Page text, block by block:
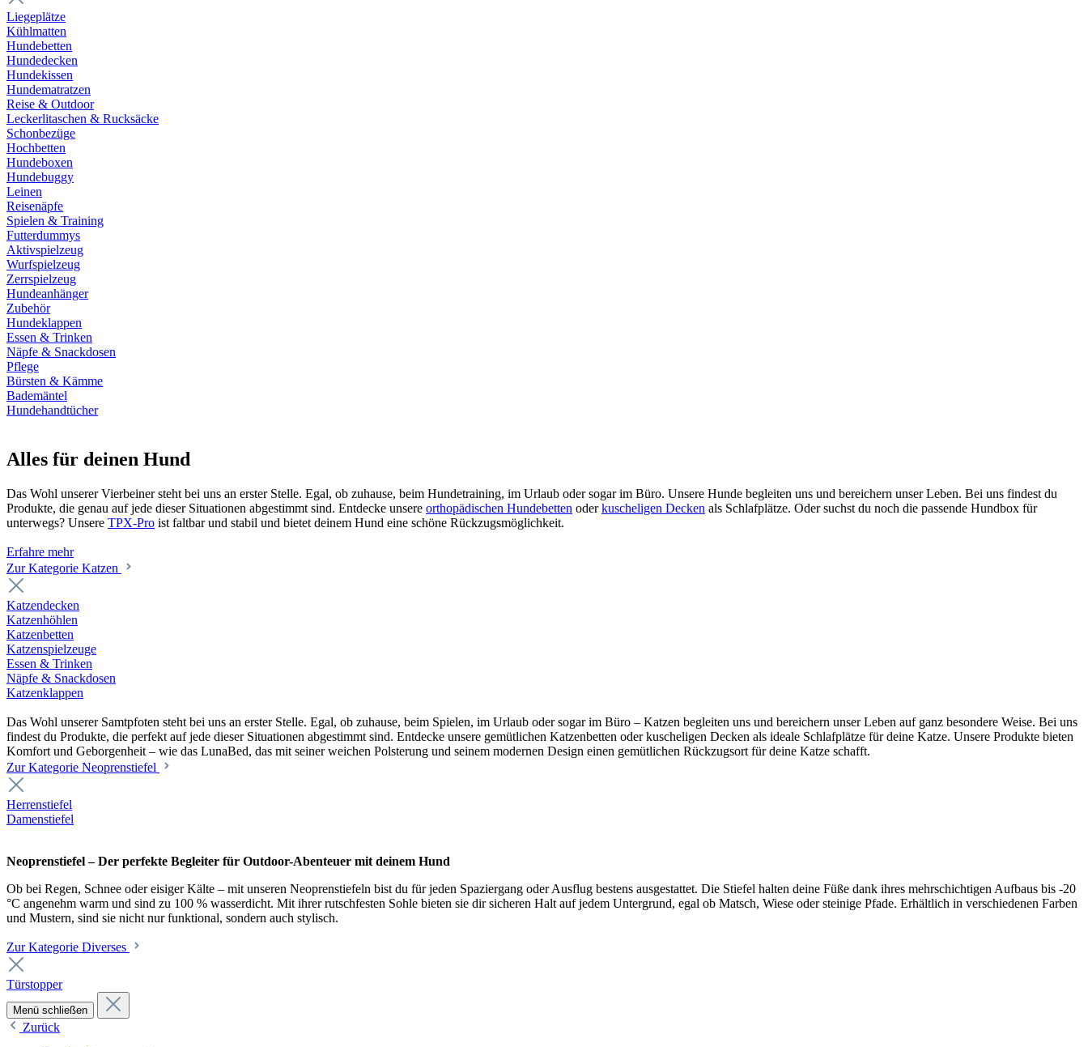
Liegeplätze
Kühlmatten
Hundebetten
Hundedecken
Hundekissen
Hundematratzen
Reise & Outdoor
Leckerlitaschen & Rucksäcke
Schonbezüge
Hochbetten
Hundeboxen
Hundebuggy
Leinen
Reisenäpfe
Spielen & Training
Futterdummys
Aktivspielzeug
Wurfspielzeug
Zerrspielzeug
Hundeanhänger
Zubehör
Hundeklappen
Essen & Trinken
Näpfe & Snackdosen
Pflege
Bürsten & Kämme
Bademäntel
Hundehandtücher
Alles für deinen Hund
Das Wohl unserer Vierbeiner steht bei uns an erster Stelle. Egal, ob zuhause, beim Hundetraining, im Urlaub oder sogar im Büro. Unsere Hunde begleiten uns und bereichern unser Leben. Bei uns findest du
Produkte, die genau auf jede dieser Situationen abgestimmt sind. Entdecke unsere orthopädischen Hundebetten oderkuscheligen Decken als Schlafplätze. Oder suchst du noch die passende Hundbox für
unterwegs? Unsere TPX-Pro ist faltbar und stabil und bietet deinem Hund eine schöne Rückzugsmöglichkeit.
Erfahre mehr
Zur Kategorie Katzen
Katzendecken
Katzenhöhlen
Katzenbetten
Katzenspielzeuge
Essen & Trinken
Näpfe & Snackdosen
Katzenklappen
Das Wohl unserer Samtpfoten steht bei uns an erster Stelle. Egal, ob zuhause, beim Spielen, im Urlaub oder sogar im Büro – Katzen begleiten uns und bereichern unser Leben auf ganz besondere Weise. Bei uns
findest du Produkte, die perfekt auf jede dieser Situationen abgestimmt sind. Entdecke unsere gemütlichen Katzenbetten oder kuscheligen Decken als ideale Schlafplätze für deine Katze. Unsere Produkte bieten
Komfort und Geborgenheit – wie das LunaBed, das mit seiner weichen Polsterung und seinem modernen Design einen gemütlichen Rückzugsort für deine Katze schafft.
Zur Kategorie Neoprenstiefel
Herrenstiefel
Damenstiefel
Neoprenstiefel – Der perfekte Begleiter für Outdoor-Abenteuer mit deinem Hund
Ob bei Regen, Schnee oder eisiger Kälte – mit unseren Neoprenstiefeln bist du für jeden Spaziergang oder Ausflug bestens ausgestattet. Die Stiefel halten deine Füße dank ihres mehrschichtigen Aufbaus bis -20
°C angenehm warm und sind zu 100 % wasserdicht. Mit ihrer rutschfesten Sohle bieten sie dir sicheren Halt auf jedem Untergrund, egal ob Matsch, Wiese oder steinige Pfade. Erhältlich in verschiedenen Farben
und Mustern, sind sie nicht nur funktional, sondern auch stylisch.
Zur Kategorie Diverses
Türstopper
Menü schließen
Zurück